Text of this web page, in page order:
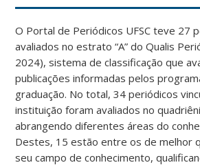
O Portal de Periódicos UFSC teve 27
avaliados no estrato “A” do Qualis
2024), sistema de classificação que
publicações informadas pelos
graduação. No total, 34 periódicos
instituição foram avaliados no
abrangendo diferentes áreas do
Destes, 15 estão entre os de melhor
seu campo de conhecimento,